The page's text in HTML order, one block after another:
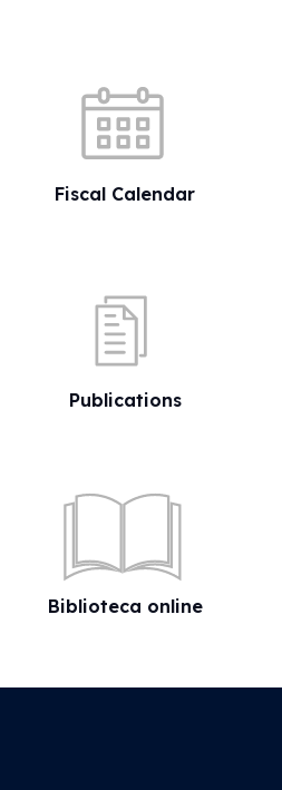
Fiscal Calendar
Publications
Biblioteca online